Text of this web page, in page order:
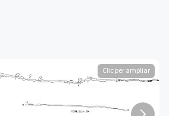
Clic per ampliar